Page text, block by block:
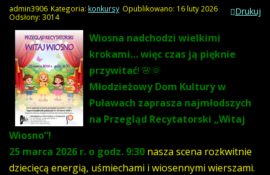
Drukuj
admin3906 Kategoria: konkursy Opublikowano: 16 luty 2026
Odsłony: 3014
Wiosna nadchodzi wielkimi
krokami… więc czas ją pięknie
przywitać! 🌸🌞
Młodzieżowy Dom Kultury w
Puławach zaprasza najmłodszych
na Przegląd Recytatorski „Witaj
Wiosno”!
25 marca 2026 r. o godz. 9:30 nasza scena rozkwitnie
dziecięcą energią, uśmiechami i wiosennymi wierszami.